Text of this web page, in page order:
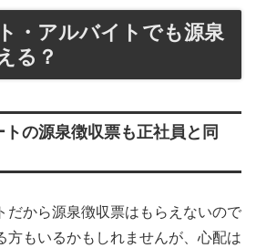
・アルバイトでも源泉
る？
の源泉徴収票も正社員と同
だから源泉徴収票はもらえないので
方もいるかもしれませんが、心配は